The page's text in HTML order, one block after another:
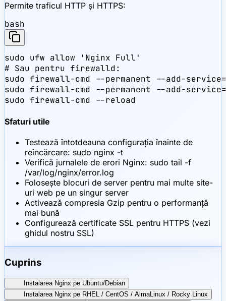
Permite traficul HTTP și HTTPS:
bash
sudo ufw allow 'Nginx Full'
# Sau pentru firewalld:
sudo firewall-cmd --permanent --add-
sudo firewall-cmd --permanent --add-
sudo firewall-cmd --reload
Sfaturi utile
Testează întotdeauna configurația înainte de
reîncărcare: sudo nginx -t
Verifică jurnalele de erori Nginx: sudo tail -f
/var/log/nginx/error.log
Folosește blocuri de server pentru mai multe site-
uri web pe un singur server
Activează compresia Gzip pentru o performanță
mai bună
Configurează certificate SSL pentru HTTPS (vezi
ghidul nostru SSL)
Cuprins
Instalarea Nginx pe Ubuntu/Debian
Instalarea Nginx pe RHEL / CentOS / AlmaLinux / Rocky Linux